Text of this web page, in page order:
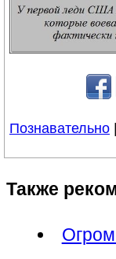
Познавательно
Также